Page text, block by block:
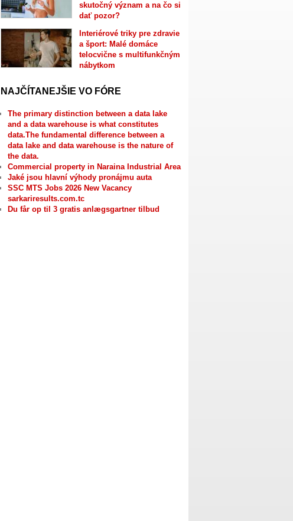
skutočný význam a na čo si
dať pozor?
Interiérové triky pre zdravie
a šport: Malé domáce
telocvične s multifunkčným
nábytkom
NAJČÍTANEJŠIE VO FÓRE
The primary distinction between a data lake
and a data warehouse is what constitutes
data.The fundamental difference between a
data lake and data warehouse is the nature of
the data.
Commercial property in Naraina Industrial Area
Jaké jsou hlavní výhody pronájmu auta
SSC MTS Jobs 2026 New Vacancy
sarkariresults.com.tc
Du får op til 3 gratis anlægsgartner tilbud